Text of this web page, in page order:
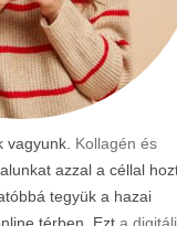
vagyunk. Kollagén és
azzal a céllal
tegyük a hazai